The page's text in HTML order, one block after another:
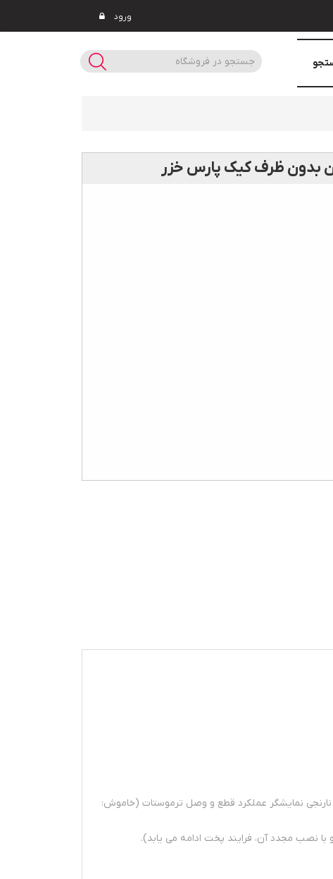
ورود
بدون ظرف کيک پارس خزر
نارنجی نمایشگر عملکرد قطع و وصل ترموستات (خاموش:
نصب مجدد آن، فرایند پخت ادامه می یابد).